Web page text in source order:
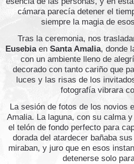
cámara parecía detener el
siempre la magia de
Tras la ceremonia, nos
Eusebiaen Santa Amalia, donde
con un ambiente lleno de
decorado con tanto cariño que
luces y las risas de los
fotografía vibrara
La sesión de fotos de los novios
Amalia. La laguna, con su calma
el telón de fondo perfecto para
dorada del atardecer bañaba
miraban, y juro que en esos
detenerse solo